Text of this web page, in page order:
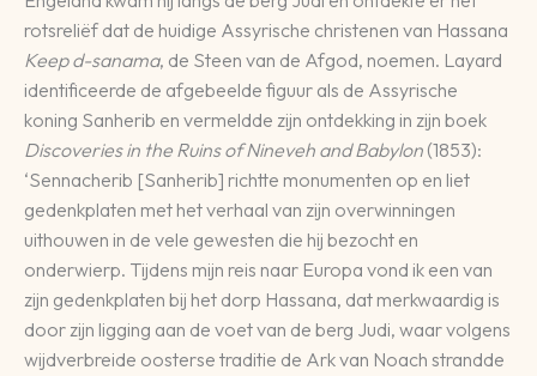
rotsreliëf dat de huidige Assyrische christenen van Hassana
Keep d-sanama, de Steen van de Afgod, noemen. Layard
identificeerde de afgebeelde figuur als de Assyrische
koning Sanherib en vermeldde zijn ontdekking in zijn boek
Discoveries in the Ruins of Nineveh and Babylon (1853):
‘Sennacherib [Sanherib] richtte monumenten op en liet
gedenkplaten met het verhaal van zijn overwinningen
uithouwen in de vele gewesten die hij bezocht en
onderwierp. Tijdens mijn reis naar Europa vond ik een van
zijn gedenkplaten bij het dorp Hassana, dat merkwaardig is
door zijn ligging aan de voet van de berg Judi, waar volgens
wijdverbreide oosterse traditie de Ark van Noach strandde